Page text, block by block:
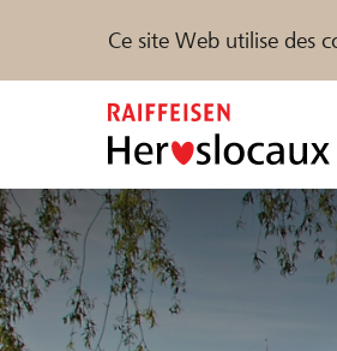
Ce site Web utilise des
Parrainer Soutien
Trouvez des projets et